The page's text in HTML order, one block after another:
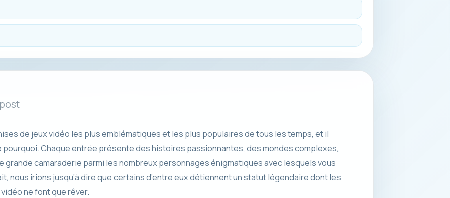
de jeux vidéo les plus emblématiques et les plus populaires de tous les temps, et il
pourquoi. Chaque entrée présente des histoires passionnantes, des mondes complexes,
camaraderie parmi les nombreux personnages énigmatiques avec lesquels vous
nous irions jusqu’à dire que certains d’entre eux détiennent un statut légendaire dont les
ne font que rêver.